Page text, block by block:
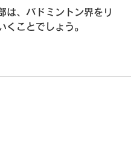
は、バドミントン界をリ
くことでしょう。